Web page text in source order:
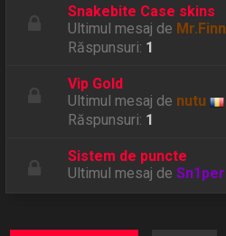
Snakebite Case skins
Ultimul mesaj de Mr.Finn
Răspunsuri: 1
Vip Gold
Ultimul mesaj de nutu
Răspunsuri: 1
Sistem de puncte
Ultimul mesaj deSn1per